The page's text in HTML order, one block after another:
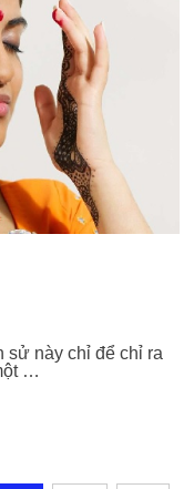
sử này chỉ để chỉ ra
…